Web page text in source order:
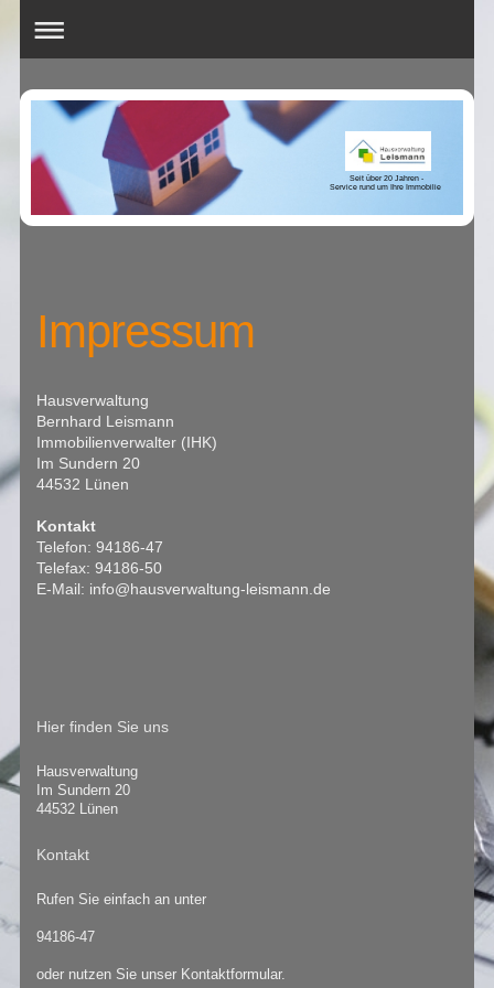
Seit über 20 Jahren -
Service rund um Ihre Immobilie
Impressum
Hausverwaltung
Bernhard Leismann
Immobilienverwalter (IHK)
Im Sundern 20
44532 Lünen
Kontakt
Telefon: 94186-47
Telefax: 94186-50
E-Mail: info@hausverwaltung-leismann.de
Hier finden Sie uns
Hausverwaltung
Im Sundern 20
44532 Lünen
Kontakt
Rufen Sie einfach an unter
94186-47
oder nutzen Sie unser Kontaktformular.